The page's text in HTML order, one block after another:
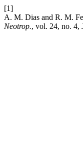
[1]
A. M. Dias and R. M.
Neotrop., vol. 24, no. 4,